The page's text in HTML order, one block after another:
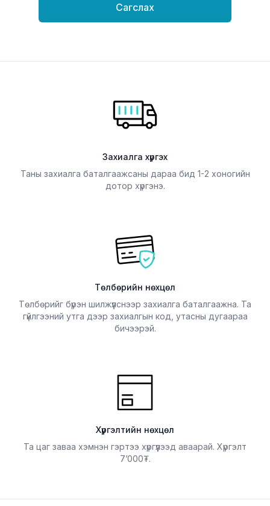
Сагслах
Захиалга хүргэх
Таны захиалга баталгаажсаны дараа бид 1-2 хоногийн
дотор хүргэнэ.
Төлбөрийн нөхцөл
Төлбөрийг бүрэн шилжүүлснээр захиалга баталгаажна. Та
гүйлгээний утга дээр захиалгын код, утасны дугаараа
бичээрэй.
Хүргэлтийн нөхцөл
Та цаг заваа хэмнэн гэртээ хүргүүлээд аваарай. Хүргэлт
7’000 .